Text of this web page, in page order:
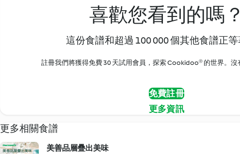
喜歡您看到的嗎？
這份食譜和超過 100 000 個其他食譜正等
註冊我們將獲得免費 30 天試用會員，探索 Cookidoo® 的世界。沒
免費註冊
更多資訊
更多相關食譜
美善品層疊出美味